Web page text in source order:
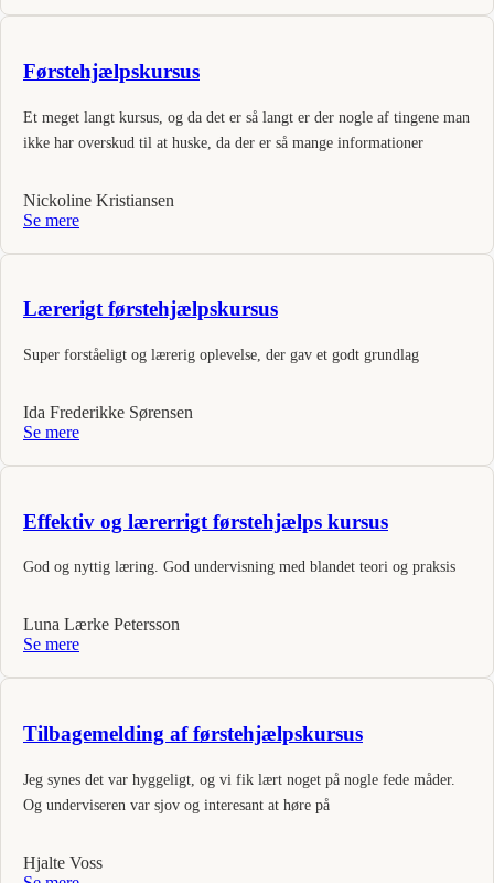
Førstehjælpskursus
Et meget langt kursus, og da det er så langt er der nogle af tingene man
ikke har overskud til at huske, da der er så mange informationer
Nickoline Kristiansen
Se mere
Lærerigt førstehjælpskursus
Super forståeligt og lærerig oplevelse, der gav et godt grundlag
Ida Frederikke Sørensen
Se mere
Effektiv og lærerrigt førstehjælps kursus
God og nyttig læring. God undervisning med blandet teori og praksis
Luna Lærke Petersson
Se mere
Tilbagemelding af førstehjælpskursus
Jeg synes det var hyggeligt, og vi fik lært noget på nogle fede måder.
Og underviseren var sjov og interesant at høre på
Hjalte Voss